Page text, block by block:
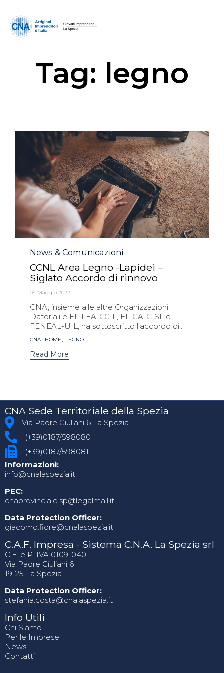
Tag: legno
Category
News & Comunicazioni
CCNL Area Legno -Lapidei –
Siglato Accordo di rinnovo
04 Maggio 2022
CNA, insieme alle altre Organizzazioni
Datoriali e FILLEA-CGIL, FILCA-CISL e
FENEAL-UIL, ha sottoscritto l’accordo di...
Tags
CNA, HOME , LEGNO
Read More
CNA Sede Territoriale della Spezia
Via Padre Giuliani 6 La Spezia
(+39)0187/598080
(+39)0187/598081
Informazioni:
info@cnalaspezia.it
PEC:
cnaprovinciale.sp@legalmail.it
Data Protection Officer:
giacomo.fiore@cnalaspezia.it
C.A.F. Impresa - Sistema C.N.A. La Spezia srl
C.F. e P. IVA 01091040111
Via Padre Giuliani 6
19125 La Spezia
Data Protection Officer:
stefania.costa@cnalaspezia.it
Info Utili
Chi Siamo
Per le Imprese
News
Contatti